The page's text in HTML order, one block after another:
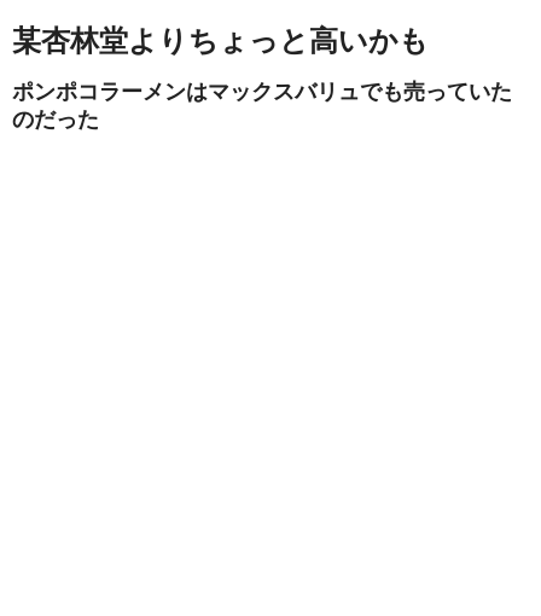
某杏林堂よりちょっと高いかも
ポンポコラーメンはマックスバリュでも売っていた
のだった